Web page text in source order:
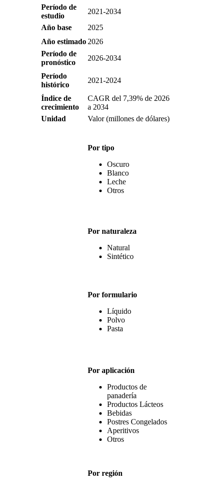
Período de
estudio
2021-2034
Año base
2025
Año estimado 2026
Período de
pronóstico
2026-2034
Período
histórico
2021-2024
Índice de
crecimiento
CAGR del 7,39% de 2026
a 2034
Unidad
Valor (millones de dólares)
Por tipo
Oscuro
Blanco
Leche
Otros
Por naturaleza
Natural
Sintético
Por formulario
Líquido
Polvo
Pasta
Por aplicación
Productos de
panadería
Productos Lácteos
Bebidas
Postres Congelados
Aperitivos
Otros
Por región